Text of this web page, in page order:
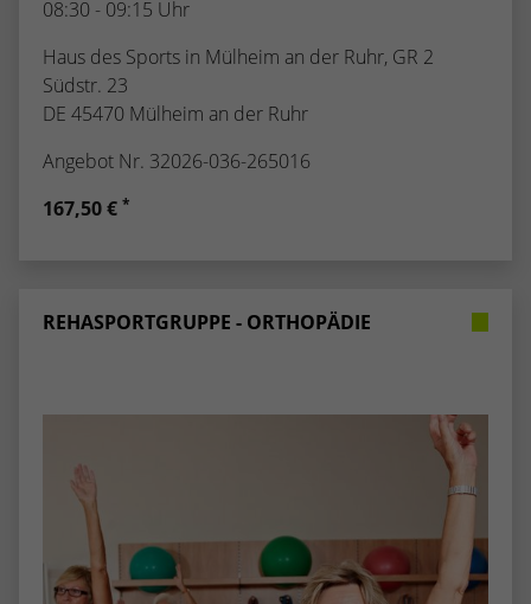
08:30 - 09:15 Uhr
Haus des Sports in Mülheim an der Ruhr, GR 2
Südstr. 23
DE 45470 Mülheim an der Ruhr
Angebot Nr. 32026-036-265016
167,50 € *
REHASPORTGRUPPE - ORTHOPÄDIE